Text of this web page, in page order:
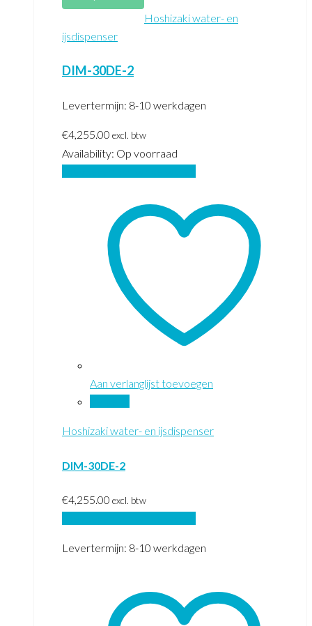
Hoshizaki water- en
ijsdispenser
DIM-30DE-2
Levertermijn: 8-10 werkdagen
€4,255.00 excl. btw
Availability: Op voorraad
Aan verlanglijst toevoegen
Hoshizaki water- en ijsdispenser
DIM-30DE-2
€4,255.00 excl. btw
Levertermijn: 8-10 werkdagen